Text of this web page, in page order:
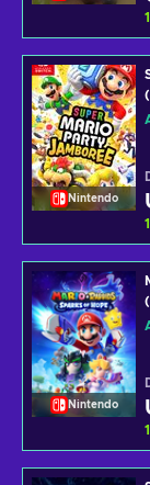
Nintendo
Nintendo